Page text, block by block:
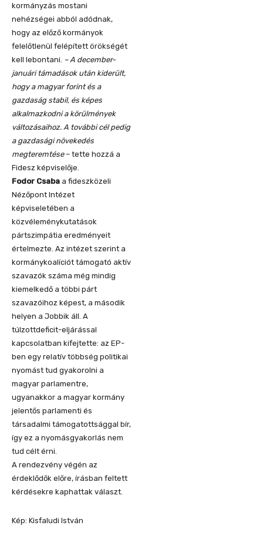
kormányzás mostani
nehézségei abból adódnak,
hogy az előző kormányok
felelőtlenül felépített örökségét
kell lebontani. – A december-
januári támadások után kiderült,
hogy a magyar forint és a
gazdaság stabil, és képes
alkalmazkodni a körülmények
változásaihoz. A további cél pedig
a gazdasági növekedés
megteremtése– tette hozzá a
Fidesz képviselője.
Fodor Csaba a fideszközeli
Nézőpont Intézet
képviseletében a
közvéleménykutatások
pártszimpátia eredményeit
értelmezte. Az intézet szerint a
kormánykoalíciót támogató aktív
szavazók száma még mindig
kiemelkedő a többi párt
szavazóihoz képest, a második
helyen a Jobbik áll. A
túlzottdeficit-eljárással
kapcsolatban kifejtette: az EP-
ben egy relatív többség politikai
nyomást tud gyakorolni a
magyar parlamentre,
ugyanakkor a magyar kormány
jelentős parlamenti és
társadalmi támogatottsággal bír,
így ez a nyomásgyakorlás nem
tud célt érni.
A rendezvény végén az
érdeklődők előre, írásban feltett
kérdésekre kaphattak választ.
Kép: Kisfaludi István